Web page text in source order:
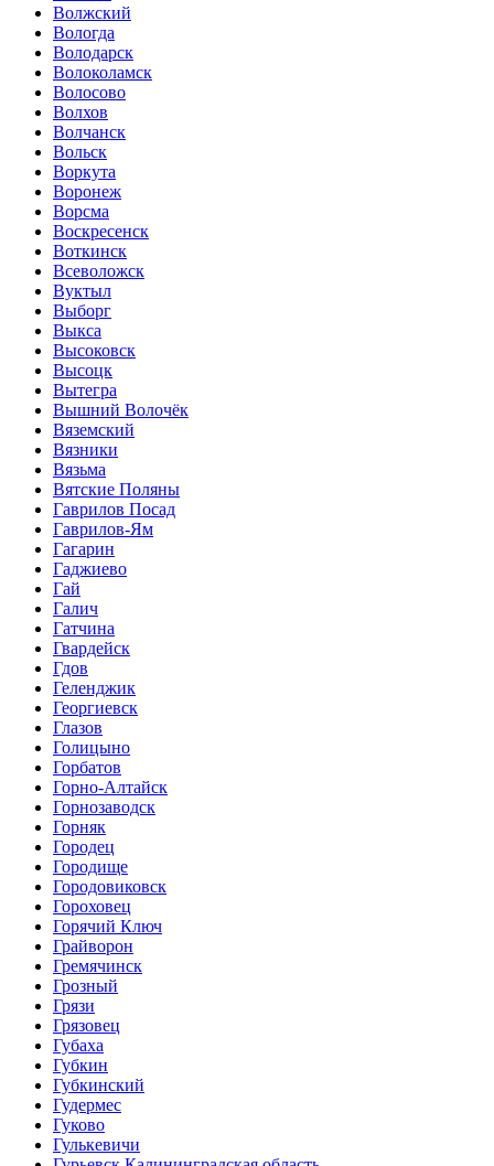
Волжский
Вологда
Володарск
Волоколамск
Волосово
Волхов
Волчанск
Вольск
Воркута
Воронеж
Ворсма
Воскресенск
Воткинск
Всеволожск
Вуктыл
Выборг
Выкса
Высоковск
Высоцк
Вытегра
Вышний Волочёк
Вяземский
Вязники
Вязьма
Вятские Поляны
Гаврилов Посад
Гаврилов-Ям
Гагарин
Гаджиево
Гай
Галич
Гатчина
Гвардейск
Гдов
Геленджик
Георгиевск
Глазов
Голицыно
Горбатов
Горно-Алтайск
Горнозаводск
Горняк
Городец
Городище
Городовиковск
Гороховец
Горячий Ключ
Грайворон
Гремячинск
Грозный
Грязи
Грязовец
Губаха
Губкин
Губкинский
Гудермес
Гуково
Гулькевичи